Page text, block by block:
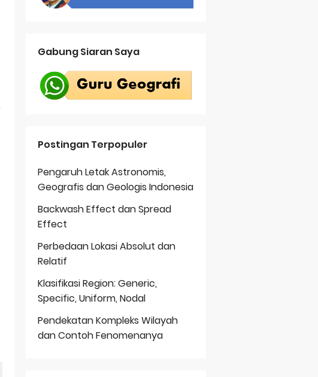
Gabung Siaran Saya
Postingan Terpopuler
Pengaruh Letak Astronomis,
Geografis dan Geologis Indonesia
Backwash Effect dan Spread
Effect
Perbedaan Lokasi Absolut dan
Relatif
Klasifikasi Region: Generic,
Specific, Uniform, Nodal
Pendekatan Kompleks Wilayah
dan Contoh Fenomenanya